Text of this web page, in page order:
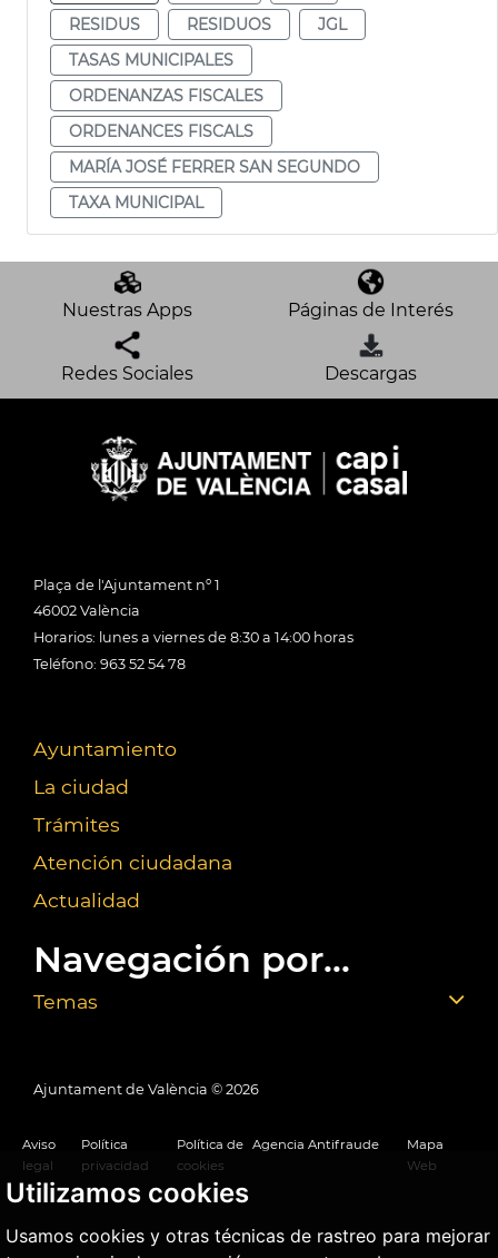
Utilizamos cookies
Usamos cookies y otras técnicas de rastreo para mejorar
RESIDUS
RESIDUOS
JGL
TASAS MUNICIPALES
ORDENANZAS FISCALES
ORDENANCES FISCALS
MARÍA JOSÉ FERRER SAN SEGUNDO
TAXA MUNICIPAL
Nuestras Apps Páginas de Interés
Redes Sociales Descargas
Plaça de l'Ajuntament nº 1
46002 València
Horarios: lunes a viernes de 8:30 a 14:00 horas
Teléfono: 963 52 54 78
Ayuntamiento
La ciudad
Trámites
Atención ciudadana
Actualidad
Navegación por...
Temas
Ajuntament de València © 2026
Aviso
legal
Política
privacidad
Política de
cookies
Agencia Antifraude
Mapa
Web